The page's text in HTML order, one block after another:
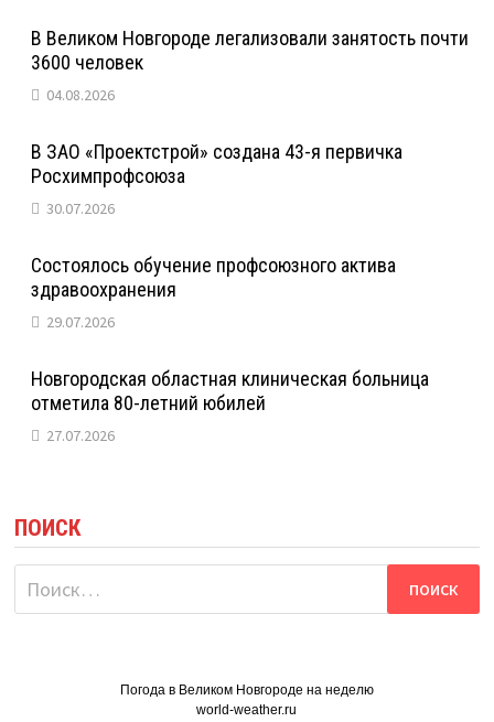
В Великом Новгороде легализовали занятость почти
3600 человек
04.08.2026
В ЗАО «Проектстрой» создана 43-я первичка
Росхимпрофсоюза
30.07.2026
Состоялось обучение профсоюзного актива
здравоохранения
29.07.2026
Новгородская областная клиническая больница
отметила 80-летний юбилей
27.07.2026
ПОИСК
Найти:
Погода в Великом Новгороде на неделю
world-weather.ru